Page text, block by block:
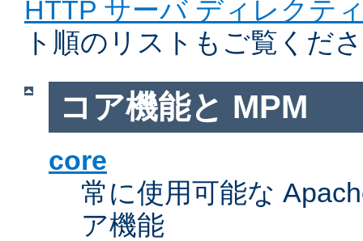
HTTP サーバ ディレクテ
ト順のリストもご覧くだ
コア機能と MPM
core
常に使用可能な
ア機能